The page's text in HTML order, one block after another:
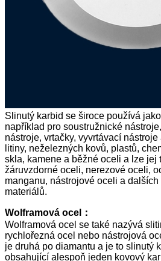
Slinutý karbid se široce používá
například pro soustružnické
nástroje, vrtačky, vyvrtávací
litiny, neželezných kovů, plastů,
skla, kamene a běžné oceli a lze jej
žáruvzdorné oceli, nerezové oceli,
manganu, nástrojové oceli a
materiálů.
Wolframová ocel
：
Wolframová ocel se také nazývá
rychlořezná ocel nebo nástrojová
je druhá po diamantu a je to slinutý
obsahující alespoň jeden kovový